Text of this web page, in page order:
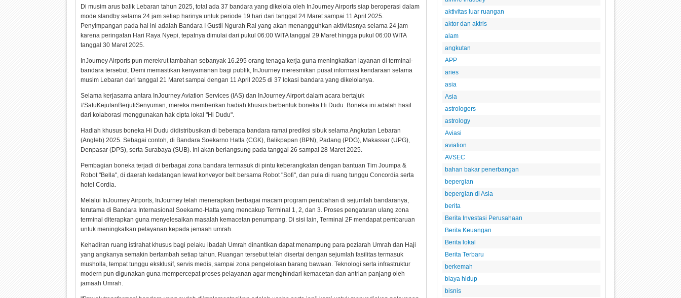
Di musim arus balik Lebaran tahun 2025, total ada 37 bandara yang dikelola oleh InJourney Airports siap beroperasi dalam
mode standby selama 24 jam setiap harinya untuk periode 19 hari dari tanggal 24 Maret sampai 11 April 2025.
Penyimpangan pada hal ini adalah Bandara I Gustii Ngurah Rai yang akan menangguhkan aktivitasnya selama 24 jam
karena peringatan Hari Raya Nyepi, tepatnya dimulai dari pukul 06:00 WITA tanggal 29 Maret hingga pukul 06:00 WITA
tanggal 30 Maret 2025.
InJourney Airports pun merekrut tambahan sebanyak 16.295 orang tenaga kerja guna meningkatkan layanan di terminal-
bandara tersebut. Demi memastikan kenyamanan bagi publik, InJourney meresmikan pusat informasi kendaraan selama
musim Lebaran dari tanggal 21 Maret sampai dengan 11 April 2025 di 37 lokasi bandara yang dikelolanya.
Selama kerjasama antara InJourney Aviation Services (IAS) dan InJourney Airport dalam acara bertajuk
#SatuKejutanBerjutiSenyuman, mereka memberikan hadiah khusus berbentuk boneka Hi Dudu. Boneka ini adalah hasil
dari kolaborasi menggunakan hak cipta lokal "Hi Dudu".
Hadiah khusus boneka Hi Dudu didistribusikan di beberapa bandara ramai prediksi sibuk selama Angkutan Lebaran
(Angleb) 2025. Sebagai contoh, di Bandara Soekarno Hatta (CGK), Balikpapan (BPN), Padang (PDG), Makassar (UPG),
Denpasar (DPS), serta Surabaya (SUB). Ini akan berlangsung pada tanggal 26 sampai 28 Maret 2025.
Pembagian boneka terjadi di berbagai zona bandara termasuk di pintu keberangkatan dengan bantuan Tim Joumpa &
Robot "Bella", di daerah kedatangan lewat konveyor belt bersama Robot "Sofi", dan pula di ruang tunggu Concordia serta
hotel Cordia.
Melalui InJourney Airports, InJourney telah menerapkan berbagai macam program perubahan di sejumlah bandaranya,
terutama di Bandara Internasional Soekarno-Hatta yang mencakup Terminal 1, 2, dan 3. Proses pengaturan ulang zona
terminal diterapkan guna menyelesaikan masalah kemacetan penumpang. Di sisi lain, Terminal 2F mendapat pembaruan
untuk meningkatkan pelayanan kepada jemaah umrah.
Kehadiran ruang istirahat khusus bagi pelaku ibadah Umrah dinantikan dapat menampung para peziarah Umrah dan Haji
yang angkanya semakin bertambah setiap tahun. Ruangan tersebut telah disertai dengan sejumlah fasilitas termasuk
musholla, tempat tunggu eksklusif, servis medis, sampai zona pengelolaan barang bawaan. Teknologi serta infrastruktur
modern pun digunakan guna mempercepat proses pelayanan agar menghindari kemacetan dan antrian panjang oleh
jamaah Umrah.
aktivitas luar ruangan
aktor dan aktris
alam
angkutan
APP
aries
asia
Asia
astrologers
astrology
Aviasi
aviation
AVSEC
bahan bakar penerbangan
bepergian
bepergian di Asia
berita
Berita Investasi Perusahaan
Berita Keuangan
Berita lokal
Berita Terbaru
berkemah
biaya hidup
bisnis